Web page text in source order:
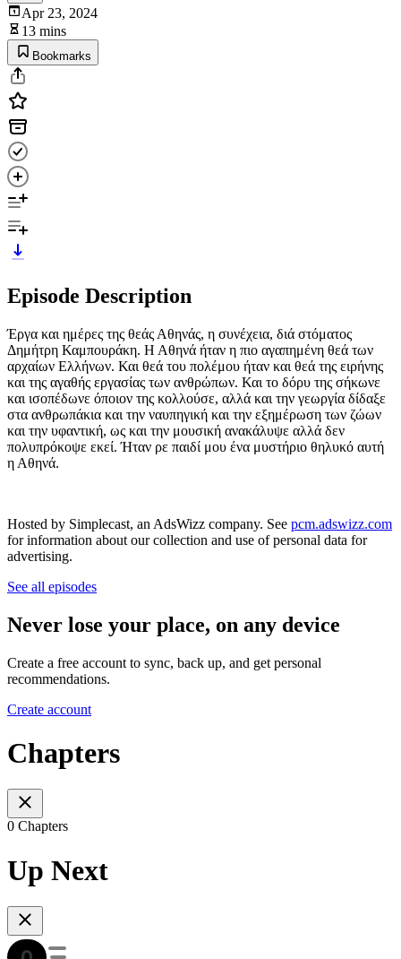
Apr 23, 2024
13 mins
Bookmarks
Episode Description
Έργα και ημέρες της θεάς Αθηνάς, η συνέχεια, διά στόματος
Δημήτρη Καμπουράκη. Η Αθηνά ήταν η πιο αγαπημένη θεά των
αρχαίων Ελλήνων. Και θεά του πολέμου ήταν και θεά της ειρήνης
και της αγαθής εργασίας των ανθρώπων. Και το δόρυ της σήκωνε
και ισοπέδωνε όποιον της κολλούσε, αλλά και την γεωργία δίδαξε
στα ανθρωπάκια και την ναυπηγική και την εξημέρωση των ζώων
και την υφαντική, ως και την μουσική ανακάλυψε αλλά δεν
πολυπρόκοψε εκεί. Ήταν ρε παιδί μου ένα μυστήριο θηλυκό αυτή
η Αθηνά.
Hosted by Simplecast, an AdsWizz company. See pcm.adswizz.com
for information about our collection and use of personal data for
advertising.
See all episodes
Never lose your place, on any device
Create a free account to sync, back up, and get personal
recommendations.
Create account
Chapters
0 Chapters
Up Next